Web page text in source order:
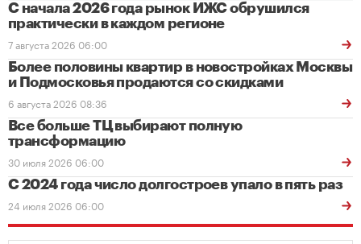
С начала 2026 года рынок ИЖС обрушился
практически в каждом регионе
7 августа 2026 06:00
Более половины квартир в новостройках Москвы
и Подмосковья продаются со скидками
6 августа 2026 08:36
Все больше ТЦ выбирают полную
трансформацию
30 июля 2026 06:00
С 2024 года число долгостроев упало в пять раз
24 июля 2026 06:00